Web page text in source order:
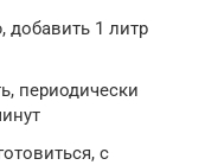
1 литр
периодически
с